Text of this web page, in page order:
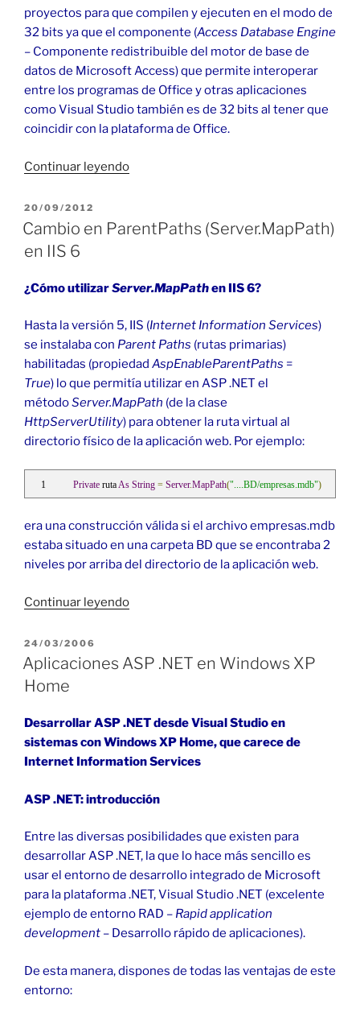
proyectos para que compilen y ejecuten en el modo de
32 bits ya que el componente (Access Database Engine
– Componente redistribuible del motor de base de
datos de Microsoft Access) que permite interoperar
entre los programas de Office y otras aplicaciones
como Visual Studio también es de 32 bits al tener que
coincidir con la plataforma de Office.
Continuar leyendo«Visual
bits
2019»
PUBLICADO
EL
20/09/2012
Cambio en ParentPaths (Server.MapPath)
en IIS 6
¿Cómo utilizarServer.MapPathen IIS 6?
Hasta la versión 5, IIS (Internet Information Services)
se instalaba con Parent Paths (rutas primarias)
habilitadas (propiedad AspEnableParentPaths =
True) lo que permitía utilizar en ASP .NET el
métodoServer.MapPath (de la clase
HttpServerUtility) para obtener la ruta virtual al
directorio físico de la aplicación web. Por ejemplo:
Private ruta As String = Server.MapPath("....BD/empresas.mdb")
era una construcción válida si el archivo empresas.mdb
estaba situado en una carpeta BD que se encontraba 2
niveles por arriba del directorio de la aplicación web.
Continuar leyendo«Cambio
(Server.MapPath)
6»
PUBLICADO
EL
24/03/2006
Aplicaciones ASP .NET en Windows XP
Home
Desarrollar ASP .NET desde Visual Studio en
sistemas con Windows XP Home, que carece de
Internet Information Services
ASP .NET: introducción
Entre las diversas posibilidades que existen para
desarrollar ASP .NET, la que lo hace más sencillo es
usar el entorno de desarrollo integrado de Microsoft
para la plataforma .NET, Visual Studio .NET (excelente
ejemplo de entorno RAD – Rapid application
development – Desarrollo rápido de aplicaciones).
De esta manera, dispones de todas las ventajas de este
entorno: